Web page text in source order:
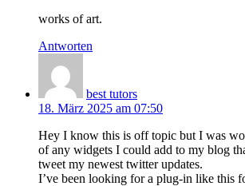
works of art.
Antworten
best tutors
18. März 2025 am 07:50
Hey I know this is off topic but I was
of any widgets I could add to my blog
tweet my newest twitter updates.
I’ve been looking for a plug-in like this